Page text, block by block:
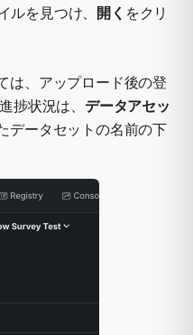
ルを見つけ、 開く をクリ
は、アップロード後の登
捗状況は、 データアセッ
データセットの名前の下